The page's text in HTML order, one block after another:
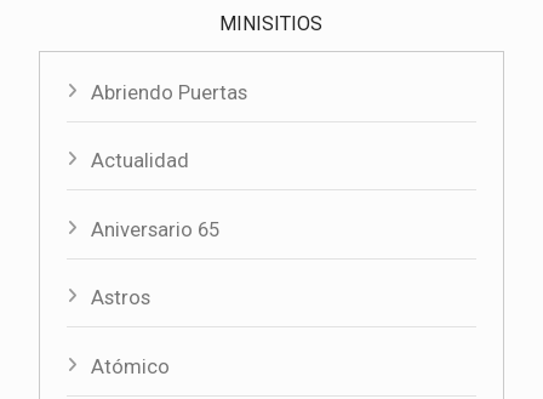
MINISITIOS
Abriendo Puertas
Actualidad
Aniversario 65
Astros
Atómico